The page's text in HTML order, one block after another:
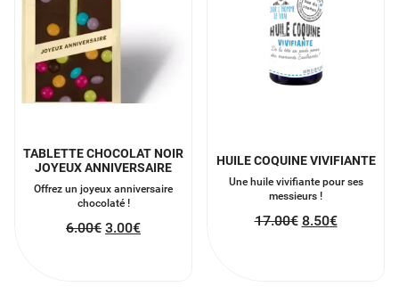
TABLETTE CHOCOLAT NOIR
JOYEUX ANNIVERSAIRE
Offrez un joyeux anniversaire
chocolaté !
6.00€ 3.00€
HUILE COQUINE VIVIFIANTE
Une huile vivifiante pour ses
messieurs !
17.00€ 8.50€